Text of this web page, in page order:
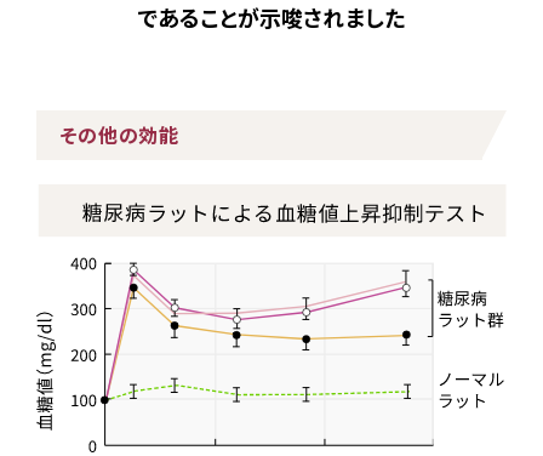
であることが示唆されました
その他の効能